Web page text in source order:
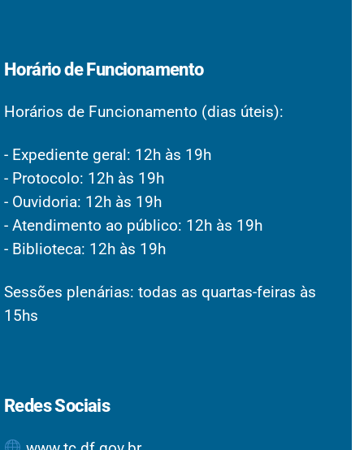
Horário de Funcionamento
Horários de Funcionamento (dias úteis):
- Expediente geral: 12h às 19h
- Protocolo: 12h às 19h
- Ouvidoria: 12h às 19h
- Atendimento ao público: 12h às 19h
- Biblioteca: 12h às 19h
Sessões plenárias: todas as quartas-feiras às
15hs
Redes Sociais